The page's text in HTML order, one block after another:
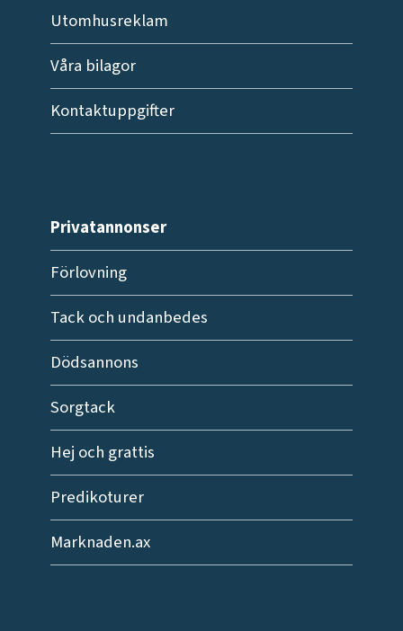
Utomhusreklam
Våra bilagor
Kontaktuppgifter
Privatannonser
Förlovning
Tack och undanbedes
Dödsannons
Sorgtack
Hej och grattis
Predikoturer
Marknaden.ax